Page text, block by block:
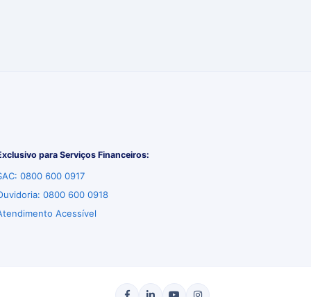
para Serviços Financeiros:
0800 600 0917
0800 600 0918
Acessível